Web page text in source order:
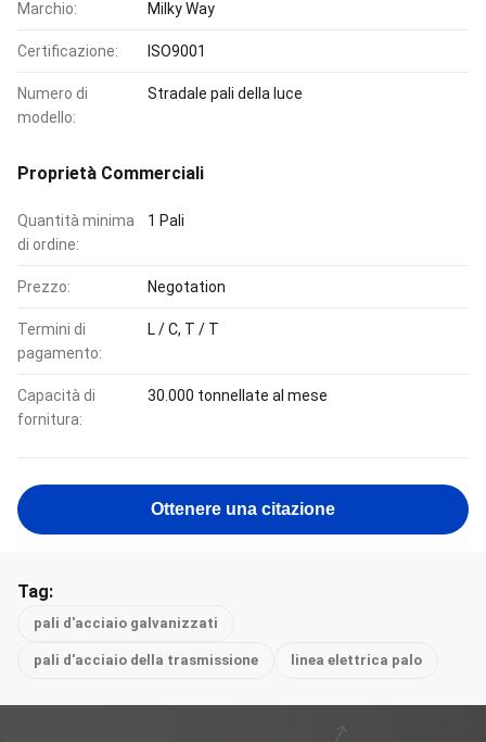
Marchio: Milky Way
Certificazione: ISO9001
Numero di
modello:
Stradale pali della luce
Proprietà Commerciali
Quantità minima
di ordine:
1 Pali
Prezzo: Negotation
Termini di
pagamento:
L / C, T / T
Capacità di
fornitura:
30.000 tonnellate al mese
Ottenere una citazione
Tag:
pali d'acciaio galvanizzati
pali d'acciaio della trasmissione linea elettrica palo